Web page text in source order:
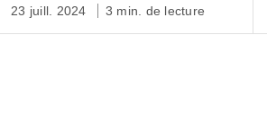
23 juill. 2024 3 min. de lecture